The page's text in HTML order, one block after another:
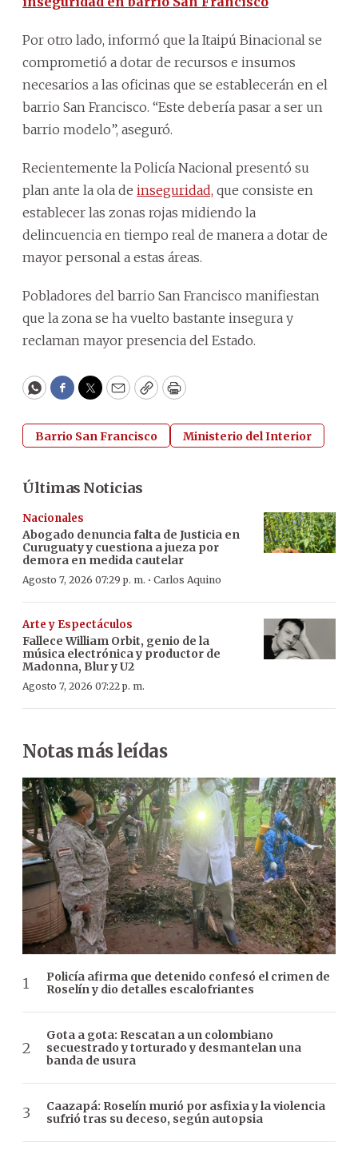
Por otro lado, informó que la Itaipú Binacional se
comprometió a dotar de recursos e insumos
necesarios a las oficinas que se establecerán en el
barrio San Francisco. “Este debería pasar a ser un
barrio modelo”, aseguró.
Recientemente la Policía Nacional presentó su
plan ante la ola de inseguridad, que consiste en
establecer las zonas rojas midiendo la
delincuencia en tiempo real de manera a dotar de
mayor personal a estas áreas.
Pobladores del barrio San Francisco manifiestan
que la zona se ha vuelto bastante insegura y
reclaman mayor presencia del Estado.
WhatsApp
Facebook
Twitter
EmailCopyPrint
Barrio San Francisco Ministerio del Interior
Últimas Noticias
Nacionales
Abogado denuncia falta de Justicia en
Curuguaty y cuestiona a jueza por
demora en medida cautelar
Agosto 7, 2026 07:29 p. m. · Carlos Aquino
Arte y Espectáculos
Fallece William Orbit, genio de la
música electrónica y productor de
Madonna, Blur y U2
Agosto 7, 2026 07:22 p. m.
Notas más leídas
Policía afirma que detenido confesó el crimen de
Roselín y dio detalles escalofriantes
Gota a gota: Rescatan a un colombiano
secuestrado y torturado y desmantelan una
banda de usura
Caazapá: Roselín murió por asfixia y la violencia
sufrió tras su deceso, según autopsia